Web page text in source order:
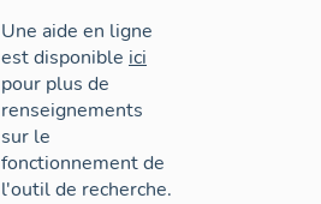
Une aide en ligne
est disponible ici
pour plus de
renseignements
sur le
fonctionnement de
l'outil de recherche.